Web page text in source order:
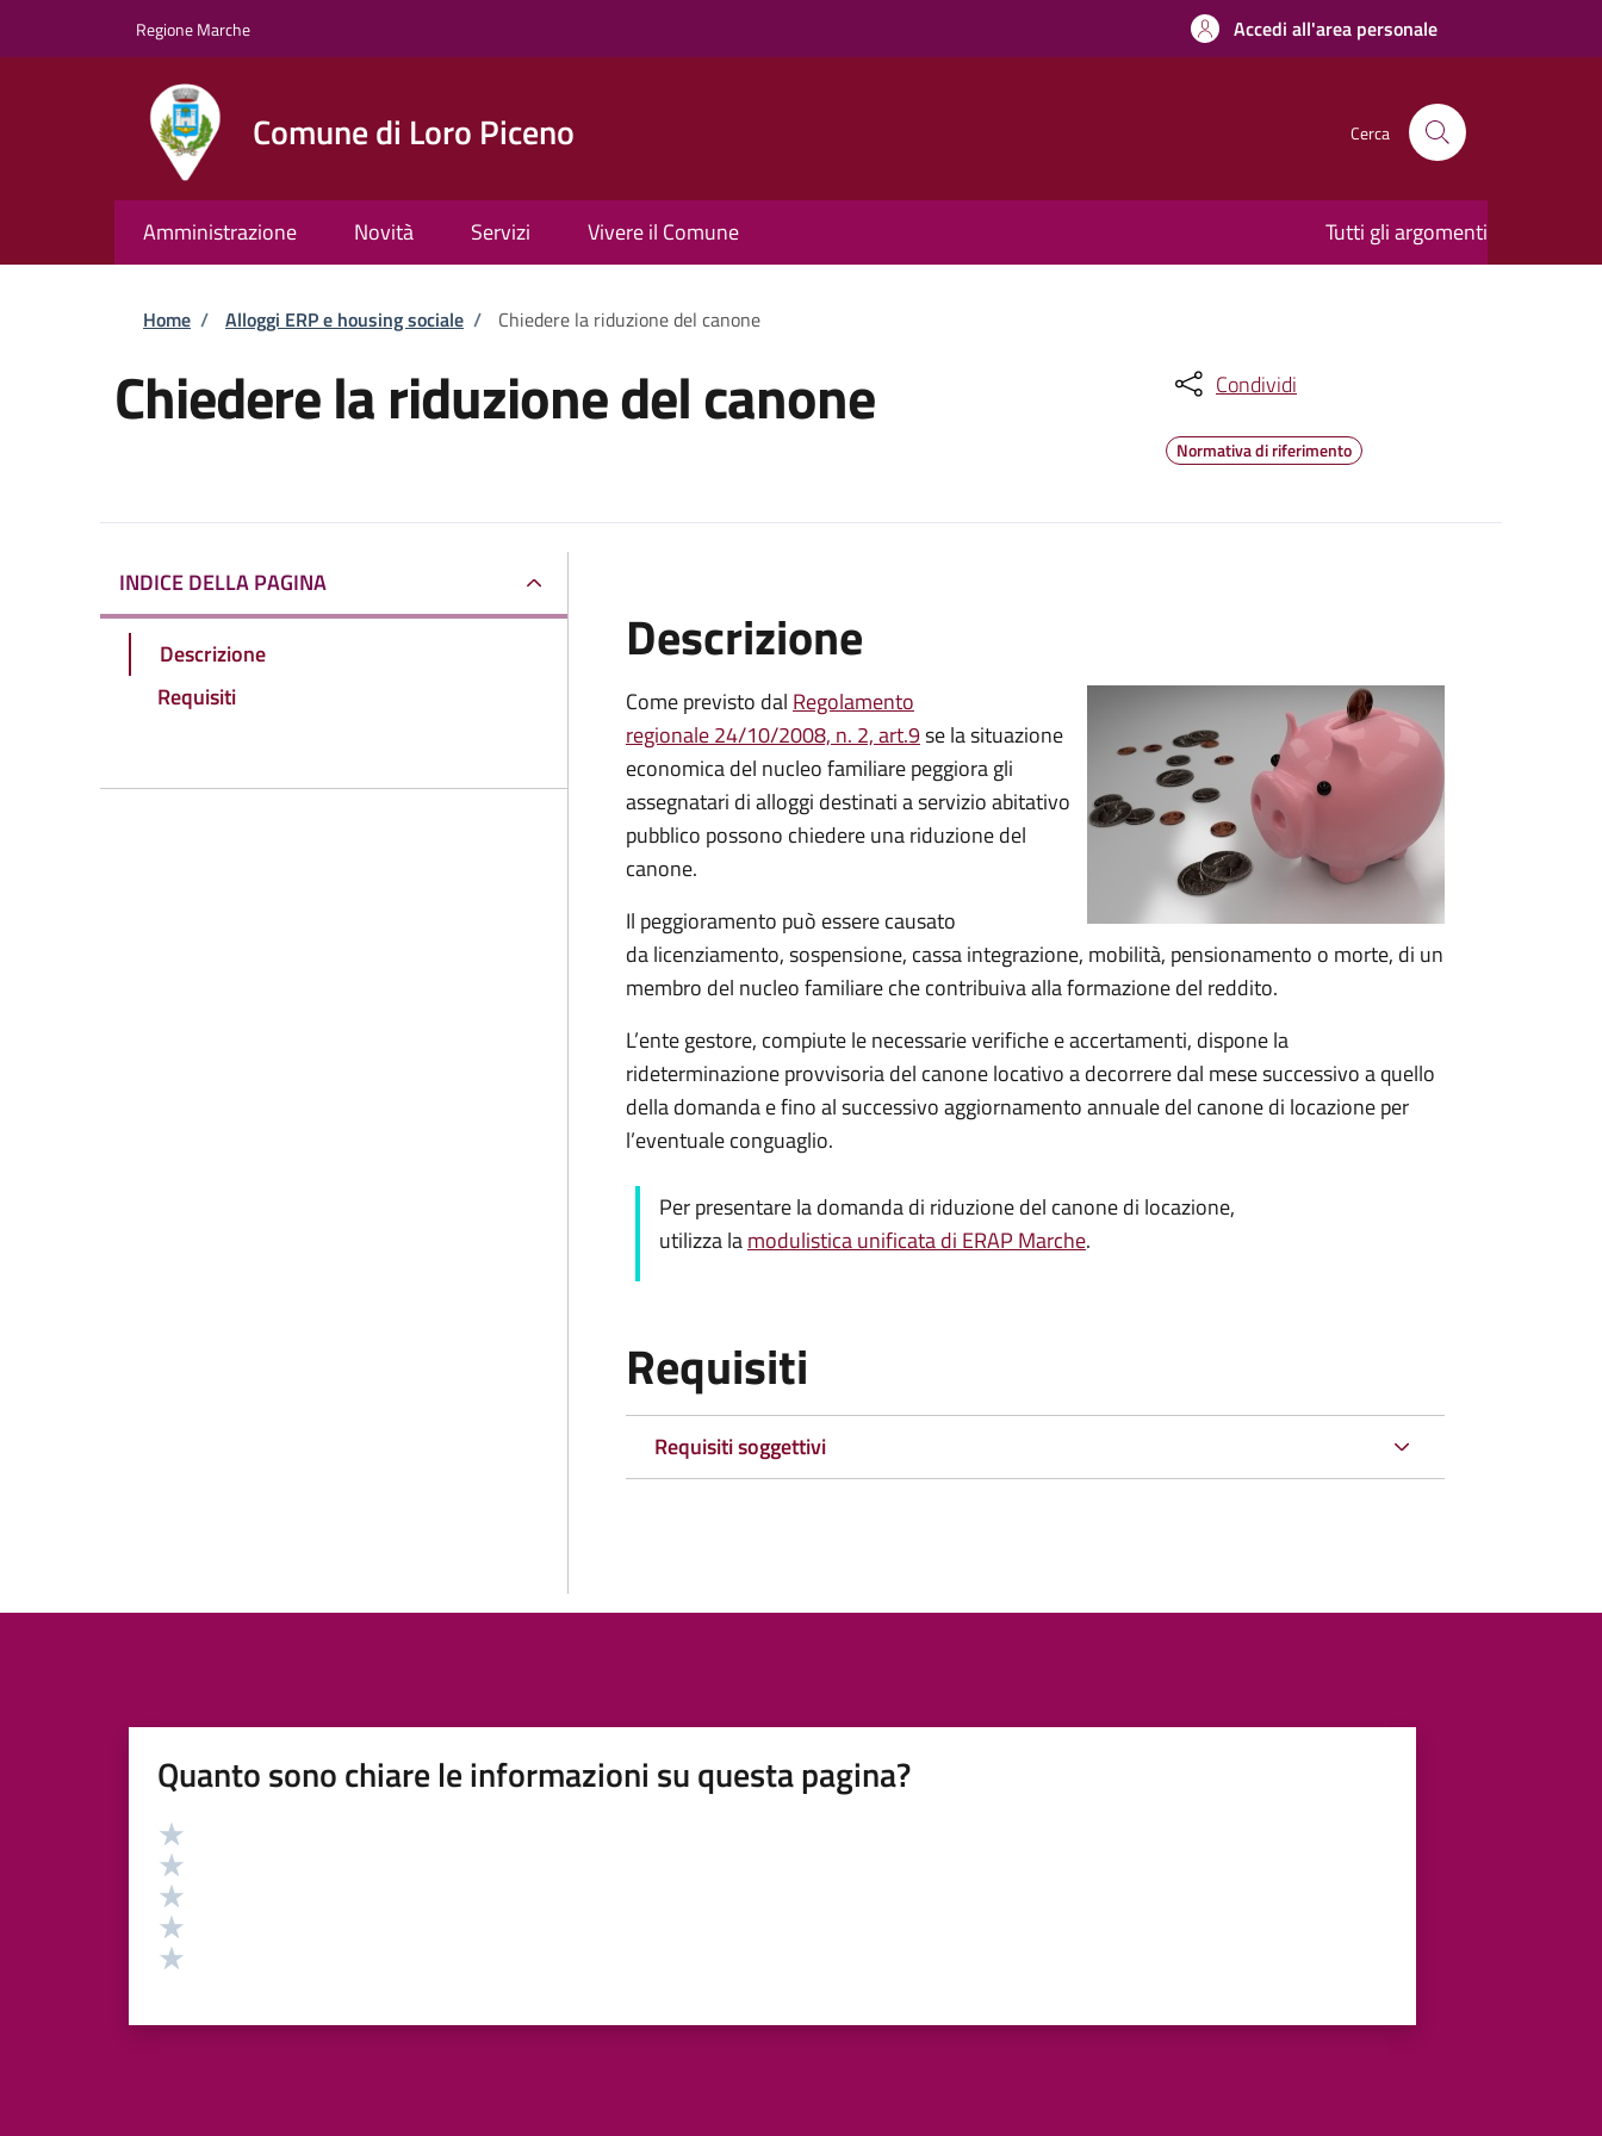
Regione Marche Accedi all'area personale
Comune di Loro Piceno Cerca
Amministrazione Novità Servizi Vivere il Comune Tutti gli argomenti
Briciole di pane
Home / Alloggi ERP e housing sociale / Chiedere la riduzione del canone
Chiedere la riduzione del canone Condividi
Normativa di riferimento
INDICE DELLA PAGINA
Descrizione
Requisiti
Descrizione
Come previsto dal Regolamento
regionale 24/10/2008, n. 2, art.9se la situazione
economica del nucleo familiare peggiora gli
assegnatari di alloggi destinati a servizio abitativo
pubblico possono chiedere una riduzione del
canone.
Il peggioramento può essere causato
da licenziamento, sospensione, cassa integrazione, mobilità, pensionamento o morte, di un
membro del nucleo familiare che contribuiva alla formazione del reddito.
L’ente gestore, compiute le necessarie verifiche e accertamenti, dispone la
rideterminazione provvisoria del canone locativo a decorrere dal mese successivo a quello
della domanda e fino al successivo aggiornamento annuale del canone di locazione per
l’eventuale conguaglio.
Per presentare la domanda di riduzione del canone di locazione,
utilizza lamodulistica unificata di ERAP Marche.
Requisiti
Requisiti soggettivi
Quanto sono chiare le informazioni su questa pagina?
Valutazione